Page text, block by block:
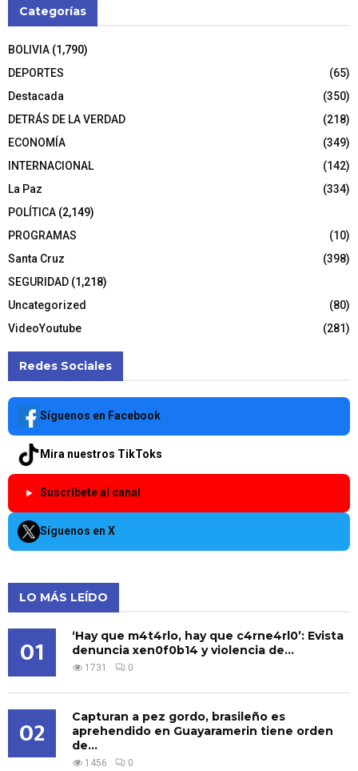
Categorías
BOLIVIA (1,790)
DEPORTES
(65)
Destacada
(350)
DETRÁS DE LA VERDAD
(218)
ECONOMÍA
(349)
INTERNACIONAL
(142)
La Paz
(334)
POLÍTICA (2,149)
PROGRAMAS
(10)
Santa Cruz
(398)
SEGURIDAD (1,218)
Uncategorized
(80)
VideoYoutube
(281)
Redes Sociales
Síguenos en Facebook
Mira nuestros TikToks
Suscríbete al canal
Síguenos en X
LO MÁS LEÍDO
01
‘Hay que m4t4rlo, hay que c4rne4rl0’: Evista
denuncia xen0f0b14 y violencia de...
1731 0
02
Capturan a pez gordo, brasileño es
aprehendido en Guayaramerin tiene orden
de...
1456 0